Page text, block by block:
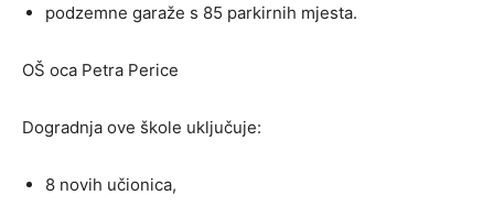
podzemne garaže s 85 parkirnih mjesta.
OŠ oca Petra Perice
Dogradnja ove škole uključuje:
8 novih učionica,